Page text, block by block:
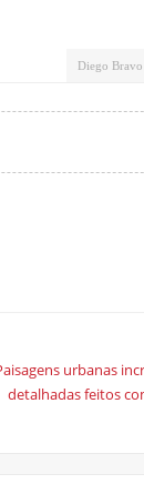
Diego Bravo
urbanas
detalhadas feitos